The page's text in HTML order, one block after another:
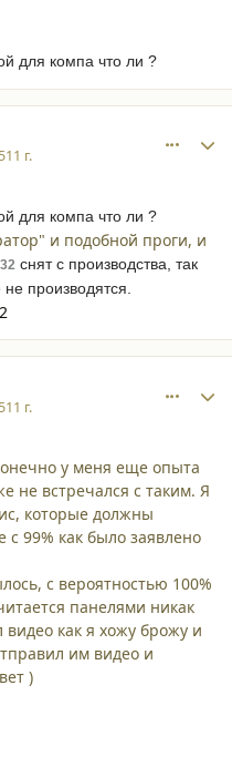
для компа что ли ?
11 г.
для компа что ли ?
и подобной проги, и
снят с производства, так
производятся.
11 г.
у меня еще опыта
не встречался с таким. Я
которые должны
с 99% как было заявлено
с вероятностью 100%
панелями никак
видео как я хожу брожу и
им видео и
)